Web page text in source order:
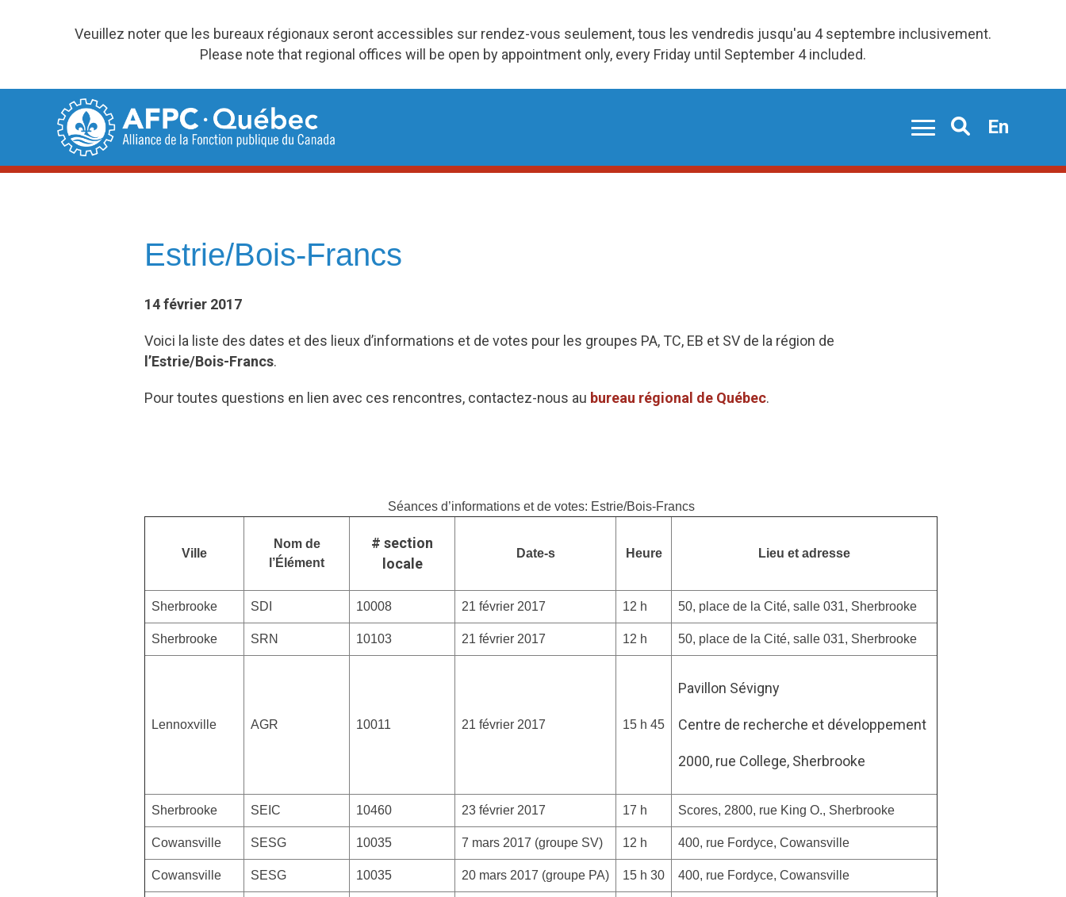
Veuillez noter que les bureaux régionaux seront accessibles sur rendez-vous seulement, tous les vendredis jusqu'au 4 septembre inclusivement.
Please note that regional offices will be open by appointment only, every Friday until September 4 included.
Search
En
Estrie/Bois-Francs
14 février 2017
Voici la liste des dates et des lieux d’informations et de votes pour les groupes PA, TC, EB et SV de la région de
l’Estrie/Bois-Francs.
Pour toutes questions en lien avec ces rencontres, contactez-nous au bureau régional de Québec.
Séances d’informations et de votes: Estrie/Bois-Francs
Ville
Nom de
l’Élément
# section
locale
Date-s Heure Lieu et adresse
Sherbrooke SDI 10008 21 février 2017 12 h 50, place de la Cité, salle 031, Sherbrooke
Sherbrooke SRN 10103 21 février 2017 12 h 50, place de la Cité, salle 031, Sherbrooke
Lennoxville AGR 10011 21 février 2017 15 h 45
Pavillon Sévigny
Centre de recherche et développement
2000, rue College, Sherbrooke
Sherbrooke SEIC 10460 23 février 2017 17 h Scores, 2800, rue King O., Sherbrooke
Cowansville SESG 10035 7 mars 2017 (groupe SV) 12 h 400, rue Fordyce, Cowansville
Cowansville SESG 10035 20 mars 2017 (groupe PA) 15 h 30 400, rue Fordyce, Cowansville